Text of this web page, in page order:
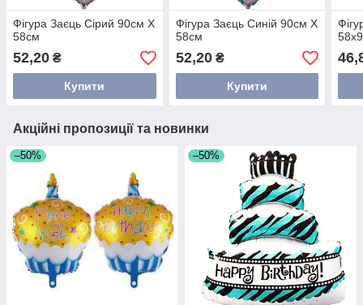
Фігура Заєць Сірий 90см Х
58см
52,20 ₴
Купити
Фігура Заєць Синій 90см Х
58см
52,20₴
Купити
Акційні пропозиції та новинки
–50% –50%